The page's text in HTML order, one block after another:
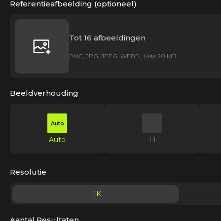
Referentieafbeelding (optioneel)
Tot 16 afbeeldingen
PNG, JPG, JPEG, WEBP , Max 20 MB
Beeldverhouding
Auto
Auto 1:1
Resolutie
1K